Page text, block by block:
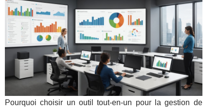
Pourquoi choisir un outil tout-en-un pour la gestion de